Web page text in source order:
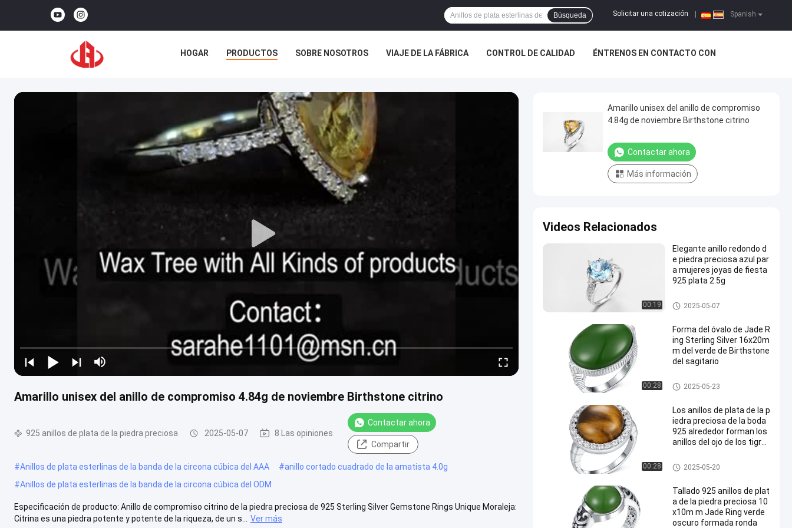
Spanish
Solicitar una cotización
Búsqueda
HOGAR PRODUCTOS SOBRE NOSOTROS VIAJE DE LA FÁBRICA CONTROL DE CALIDAD ÉNTRENOS EN CONTACTO CON
Amarillo unisex del anillo de compromiso 4.84g de noviembre Birthstone citrino
925 anillos de plata de la piedra preciosa 2025-05-07 8 Las opiniones
Contactar ahora
Compartir
#Anillos de plata esterlinas de la banda de la circona cúbica del AAA #anillo cortado cuadrado de la amatista 4.0g
#Anillos de plata esterlinas de la banda de la circona cúbica del ODM
Especificación de producto: Anillo de compromiso citrino de la piedra preciosa de 925 Sterling Silver Gemstone Rings Unique Moraleja:
Citrina es una piedra potente y potente de la riqueza, de un s...
Ver más
Amarillo unisex del anillo de compromiso
4.84g de noviembre Birthstone citrino
Contactar ahora
Más información
Videos Relacionados
00:19
Elegante anillo redondo d
e piedra preciosa azul par
a mujeres joyas de fiesta
925 plata 2.5g
925 anillos de plata de la piedr
a preciosa
2025-05-07
00:28
Forma del óvalo de Jade R
ing Sterling Silver 16x20m
m del verde de Birthstone
del sagitario
925 anillos de plata de la piedr
a preciosa
2025-05-23
00:28
Los anillos de plata de la p
iedra preciosa de la boda
925 alrededor forman los
anillos del ojo de los tigre
925 anillos de plata de la piedr
a preciosa
2025-05-20
Tallado 925 anillos de plat
a de la piedra preciosa 10
x10m m Jade Ring verde
oscuro formada ronda